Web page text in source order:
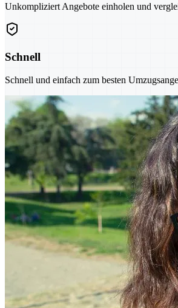
Unkompliziert Angebote einholen und
Schnell
Schnell und einfach zum besten